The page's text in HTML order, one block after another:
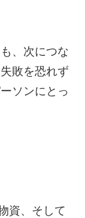
、次につな
敗を恐れず
ソンにとっ
資、そして